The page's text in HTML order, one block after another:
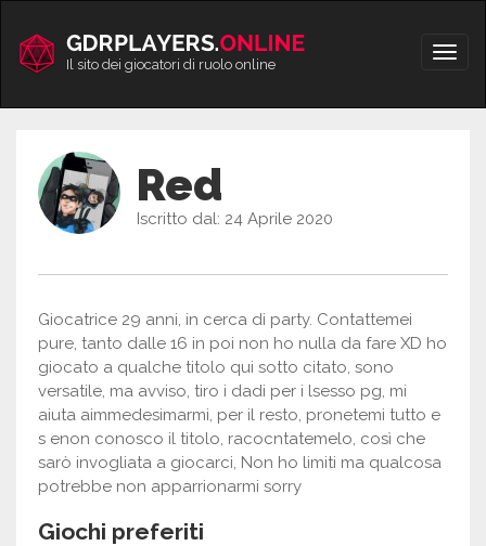
contenuto
Apri/
Il sito dei giocatori di ruolo online
Red
Iscritto dal: 24 Aprile 2020
Giocatrice 29 anni, in cerca di party. Contattemei
pure, tanto dalle 16 in poi non ho nulla da fare XD ho
giocato a qualche titolo qui sotto citato, sono
versatile, ma avviso, tiro i dadi per i lsesso pg, mi
aiuta aimmedesimarmi, per il resto, pronetemi tutto e
s enon conosco il titolo, racocntatemelo, così che
sarò invogliata a giocarci, Non ho limiti ma qualcosa
potrebbe non apparrionarmi sorry
Giochi preferiti